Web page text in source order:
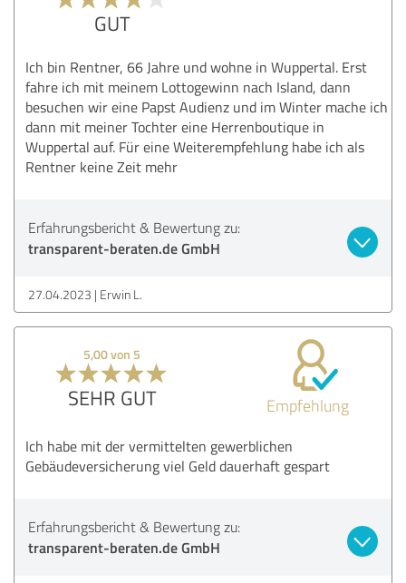
GUT
Ich bin Rentner, 66 Jahre und wohne in Wuppertal. Erst
fahre ich mit meinem Lottogewinn nach Island, dann
besuchen wir eine Papst Audienz und im Winter mache ich
dann mit meiner Tochter eine Herrenboutique in
Wuppertal auf. Für eine Weiterempfehlung habe ich als
Rentner keine Zeit mehr
Erfahrungsbericht & Bewertung zu:
transparent-beraten.de GmbH
27.04.2023 Erwin L.
5,00 von 5
SEHR GUT Empfehlung
Ich habe mit der vermittelten gewerblichen
Gebäudeversicherung viel Geld dauerhaft gespart
Erfahrungsbericht & Bewertung zu:
transparent-beraten.de GmbH